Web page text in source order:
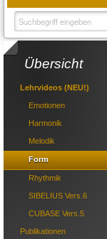
Übersicht
Lehrvideos (NEU!)
Emotionen
Harmonik
Melodik
Form
Rhythmik
SIBELIUS Vers.6
CUBASE Vers.5
Publikationen